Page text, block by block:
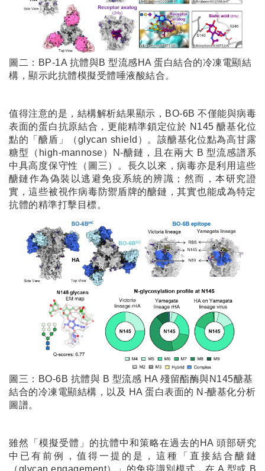
圖二：BP-1A 抗體與B 型流感HA 蛋白結合的冷凍電顯結
構，顯示此抗體模擬受體唾液酸結合。
值得注意的是，結構解析結果顯示，BO-6B 不僅能與病毒
表面的蛋白抗原結合，更能精準鎖定位於 N145 醣基化位
點的「醣盾」（glycan shield）。該醣基化位點為高甘露
糖型（high-mannose）N-醣鏈，且在兩大 B 型流感譜系
中具高度保守性（圖三）。長久以來，病毒亦是利用這些
醣鏈作為偽裝以逃避免疫系統的辨識；然而，本研究證
實，這些被視作病毒防禦盾牌的醣鏈，其實也能成為特定
抗體的精準打擊目標。
圖三：BO-6B 抗體與 B 型流感 HA 殘留酯酶與N145醣基
結合的冷凍電顯結構，以及 HA 蛋白表面的 N-醣基化分析
圖譜。
雖然「模擬受體」的抗體中和策略在過去的HA 頭部研究
中已有前例，值得一提的是，這種「直接結合醣鏈
（glycan engagement）」的免疫識別模式，在 A 型或 B